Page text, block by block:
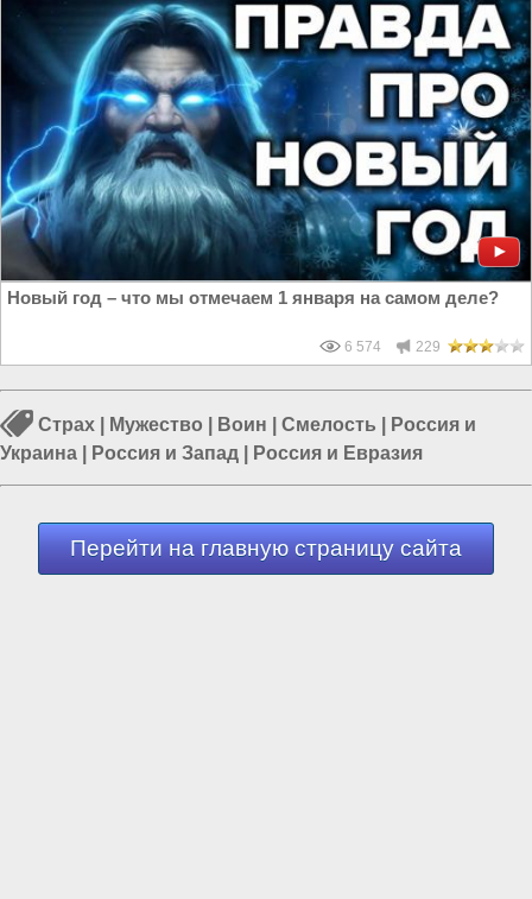
Новый год – что мы отмечаем 1 января на самом деле?
6 574 229
Страх Мужество Воин Смелость
Россия и
Украина
Россия и Запад Россия и Евразия
Перейти на главную страницу сайта